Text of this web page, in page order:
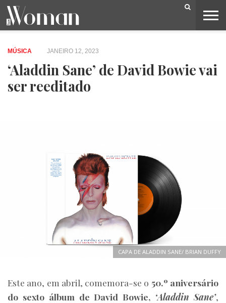
BELEZA
CAPA
LIFESTYLE
MODA
OPINIÃO
PESSOAS
SOCIEDADE
VIDEOS
MÚSICA JANEIRO 12, 2023
‘Aladdin Sane’ de David Bowie vai
ser reeditado
CAPA DE ALADDIN SANE/ BRIAN DUFFY
Este ano, em abril, comemora-se o 50.º aniversário
do sexto álbum de David Bowie, ‘Aladdin Sane’,